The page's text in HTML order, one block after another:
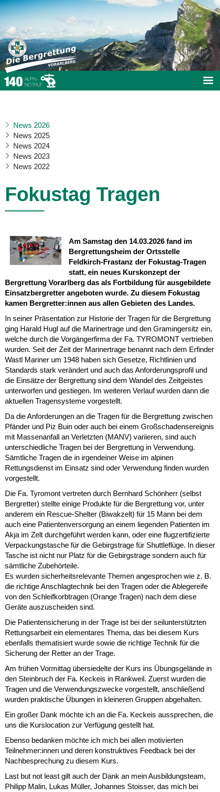
News 2026
News 2025
News 2024
News 2023
News 2022
Fokustag Tragen
Am Samstag den 14.03.2026 fand im
Bergrettungsheim der Ortsstelle
Feldkirch-Frastanz der Fokustag-Tragen
statt, ein neues Kurskonzept der
Bergrettung Vorarlberg das als Fortbildung für ausgebildete
Einsatzbergretter angeboten wurde. Zu diesem Fokustag
kamen Bergretter:innen aus allen Gebieten des Landes.
In seiner Präsentation zur Historie der Tragen für die Bergrettung
ging Harald Hugl auf die Marinertrage und den Gramingersitz ein,
welche durch die Vorgängerfirma der Fa. TYROMONT vertrieben
wurden. Seit der Zeit der Marinertrage benannt nach dem Erfinder
Wastl Mariner um 1948 haben sich Gesetze, Richtlinien und
Standards stark verändert und auch das Anforderungsprofil und
die Einsätze der Bergrettung sind dem Wandel des Zeitgeistes
unterworfen und gestiegen. Im weiteren Verlauf wurden dann die
aktuellen Tragensysteme vorgestellt.
Da die Anforderungen an die Tragen für die Bergrettung zwischen
Pfänder und Piz Buin oder auch bei einem Großschadensereignis
mit Massenanfall an Verletzten (MANV) variieren, sind auch
unterschiedliche Tragen bei der Bergrettung in Verwendung.
Sämtliche Tragen die in irgendeiner Weise im alpinen
Rettungsdienst im Einsatz sind oder Verwendung finden wurden
vorgestellt.
Die Fa. Tyromont vertreten durch Bernhard Schönherr (selbst
Bergretter) stellte einige Produkte für die Bergrettung vor, unter
anderem ein Rescue-Shelter (Biwakzelt) für 15 Mann bei dem
auch eine Patientenversorgung an einem liegenden Patienten im
Akja im Zelt durchgeführt werden kann, oder eine flugzertifizierte
Verpackungstasche für die Gebirgstrage für Shuttleflüge. In dieser
Tasche ist nicht nur Platz für die Gebirgstrage sondern auch für
sämtliche Zubehörteile.
Es wurden sicherheitsrelevante Themen angesprochen wie z. B.
die richtige Anschlagtechnik bei den Tragen oder die Ablegereife
von den Schleifkorbtragen (Orange Tragen) nach dem diese
Geräte auszuscheiden sind.
Die Patientensicherung in der Trage ist bei der seilunterstützten
Rettungsarbeit ein elementares Thema, das bei diesem Kurs
ebenfalls thematisiert wurde sowie die richtige Technik für die
Sicherung der Retter an der Trage.
Am frühen Vormittag übersiedelte der Kurs ins Übungsgelände in
den Steinbruch der Fa. Keckeis in Rankweil. Zuerst wurden die
Tragen und die Verwendungszwecke vorgestellt, anschließend
wurden praktische Übungen in kleineren Gruppen abgehalten.
Ein großer Dank möchte ich an die Fa. Keckeis aussprechen, die
uns die Kurslocation zur Verfügung gestellt hat.
Ebenso bedanken möchte ich mich bei allen motivierten
Teilnehmer:innen und deren konstruktives Feedback bei der
Nachbesprechung zu diesem Kurs.
Last but not least gilt auch der Dank an mein Ausbildungsteam,
Philipp Malin, Lukas Müller, Johannes Stoisser, das mich bei